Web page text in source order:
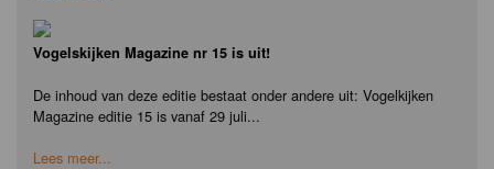
Vogelskijken Magazine nr 15 is uit!
De inhoud van deze editie bestaat onder andere uit: Vogelkijken
Magazine editie 15 is vanaf 29 juli...
Lees meer...